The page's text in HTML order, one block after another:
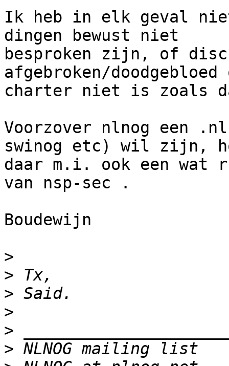
Ik heb in elk geval
dingen bewust niet
besproken zijn, of
afgebroken/
charter niet is zoals
Voorzover nlnog een
swinog etc) wil zijn,
daar m.i. ook een wat
van nsp-sec .
Boudewijn
>
>
>
>
>
>